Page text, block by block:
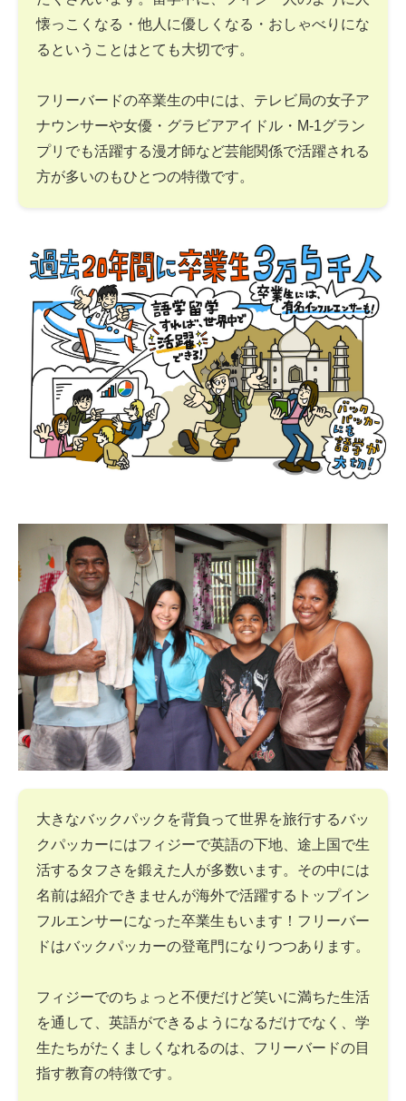
懐っこくなる・他人に優しくなる・おしゃべりにな
るということはとても大切です。
フリーバードの卒業生の中には、テレビ局の女子ア
ナウンサーや女優・グラビアアイドル・M-1グラン
プリでも活躍する漫才師など芸能関係で活躍される
方が多いのもひとつの特徴です。
大きなバックパックを背負って世界を旅行するバッ
クパッカーにはフィジーで英語の下地、途上国で生
活するタフさを鍛えた人が多数います。その中には
名前は紹介できませんが海外で活躍するトップイン
フルエンサーになった卒業生もいます！フリーバー
ドはバックパッカーの登竜門になりつつあります。
フィジーでのちょっと不便だけど笑いに満ちた生活
を通して、英語ができるようになるだけでなく、学
生たちがたくましくなれるのは、フリーバードの目
指す教育の特徴です。